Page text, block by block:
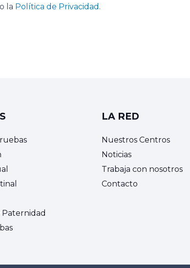
la Política de Privacidad .
Paternidad
LA RED
Nuestros Centros
Noticias
Trabaja con nosotros
Contacto